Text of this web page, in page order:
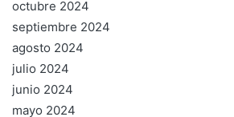
octubre 2024
septiembre 2024
agosto 2024
julio 2024
junio 2024
mayo 2024